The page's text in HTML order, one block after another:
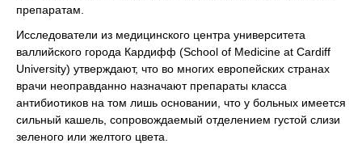
препаратам.
Исследователи из медицинского центра университета
валлийского города Кардифф (School of Medicine at Cardiff
University) утверждают, что во многих европейских странах
врачи неоправданно назначают препараты класса
антибиотиков на том лишь основании, что у больных имеется
сильный кашель, сопровождаемый отделением густой слизи
зеленого или желтого цвета.